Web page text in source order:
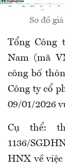
Sơ đồ
Tổng Công
Nam (mã
công bố
Công ty cổ
09/01/2026
Cụ thể:
1136/
HNX về